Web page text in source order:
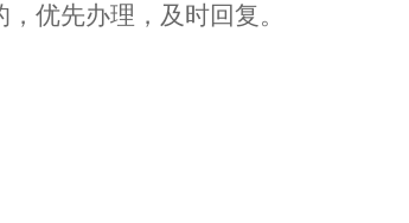
优先办理，及时回复。